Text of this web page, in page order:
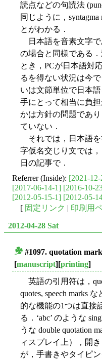
読点などの句読法
同じように，
とがわかる．
日本語を音素文字で
の場合と同様である
とき，PCが日本語対
るを得ない状況は今
いは文節単位で日本
手にとって相当に負
かは方針の問題であ
ていない．
それでは，日本語を
字仮名交じり文では
日の記事で．
Referrer (Inside): [2021-
[2017-06-14-1] [2016-10-
[2012-05-15-1] [2012-05-
[ 固定リンク | 印刷用
2012-04-28 Sat
#1097. quotation
[manuscript][printing]
英語の引用符は，
quotes, speech marks
的な機能の1つは直接
る．‘abc’ のような
うな double quotation
ィスプレイ上），開
が，手書きやタイピ